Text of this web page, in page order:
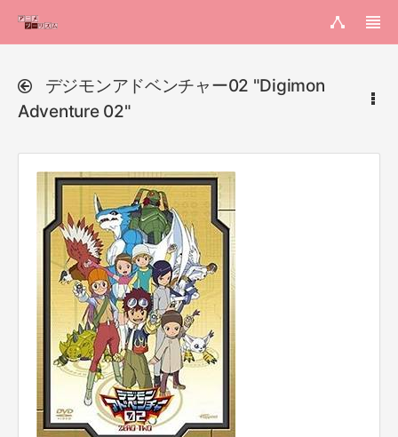
デジモンアドベンチャー02 "Digimon
Adventure 02"